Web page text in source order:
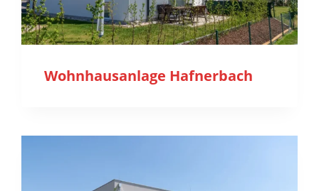
Wohnhausanlage Hafnerbach